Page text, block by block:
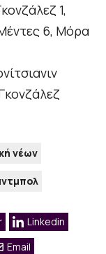
1,
6, Μόρα
νέων
Linkedin
Email